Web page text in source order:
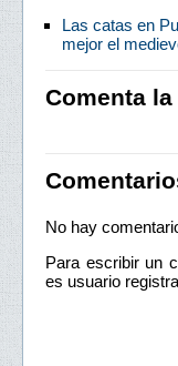
Las catas en
mejor el
Comenta
No hay
Para escribir un
es usuario